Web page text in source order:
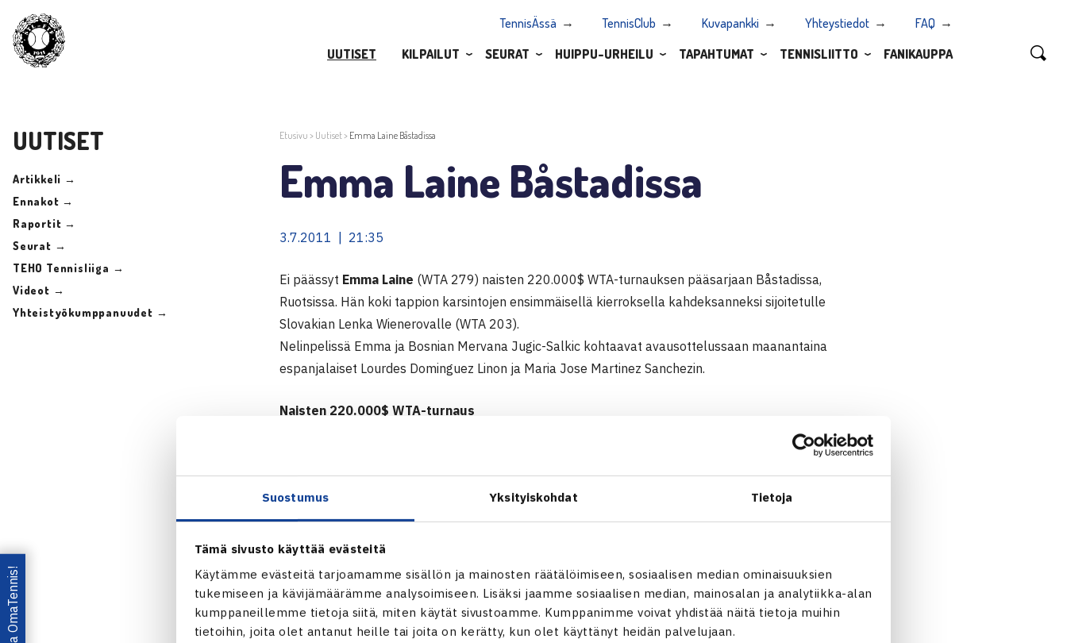
Suostumus Yksityiskohdat Tietoja
Tämä sivusto käyttää evästeitä
Käytämme evästeitä tarjoamamme sisällön ja mainosten räätälöimiseen, sosiaalisen median ominaisuuksien
tukemiseen ja kävijämäärämme analysoimiseen. Lisäksi jaamme sosiaalisen median, mainosalan ja analytiikka-alan
kumppaneillemme tietoja siitä, miten käytät sivustoamme. Kumppanimme voivat yhdistää näitä tietoja muihin
tietoihin, joita olet antanut heille tai joita on kerätty, kun olet käyttänyt heidän palvelujaan.
TennisÄssä TennisClub Kuvapankki Yhteystiedot
FAQ
UUTISET
KILPAILUT SEURAT HUIPPU-URHEILU TAPAHTUMAT TENNISLIITTO FANIKAUPPA
UUTISET
Artikkeli →
Ennakot →
Raportit →
Seurat →
TEHO Tennisliiga →
Videot →
Yhteistyökumppanuudet →
Etusivu > Uutiset> Emma Laine Båstadissa
Emma Laine Båstadissa
3.7.2011 | 21:35
Ei päässyt Emma Laine (WTA 279) naisten 220.000$ WTA-turnauksen pääsarjaan Båstadissa,
Ruotsissa. Hän koki tappion karsintojen ensimmäisellä kierroksella kahdeksanneksi sijoitetulle
Slovakian Lenka Wienerovalle (WTA 203).
Nelinpelissä Emma ja Bosnian Mervana Jugic-Salkic kohtaavat avausottelussaan maanantaina
espanjalaiset Lourdes Dominguez Linon ja Maria Jose Martinez Sanchezin.
Naisten 220.000$ WTA-turnaus
1.kierrosta: Lenka Wienerova Slovakia (8.) – Emma Laine 62 60
Båstadin WTA-turnaus verkossa
Jaa:
Lataa OmaTennis!